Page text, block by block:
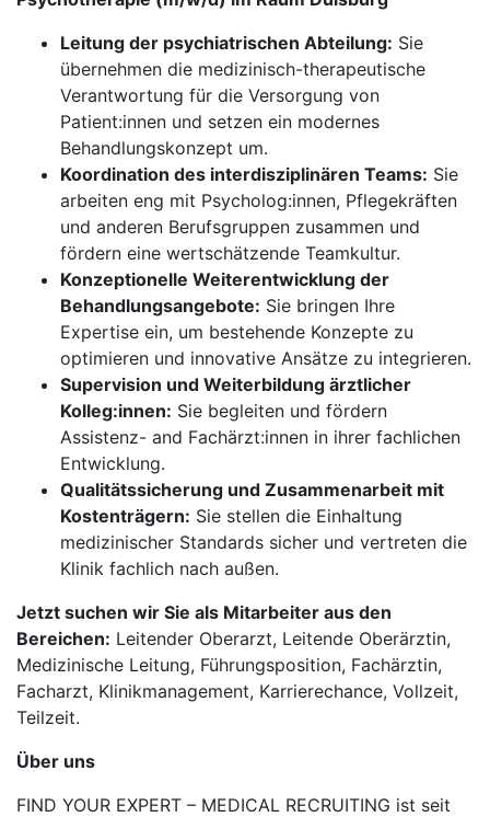
Leitung der psychiatrischen Abteilung: Sie
übernehmen die medizinisch-therapeutische
Verantwortung für die Versorgung von
Patient:innen und setzen ein modernes
Behandlungskonzept um.
Koordination des interdisziplinären Teams: Sie
arbeiten eng mit Psycholog:innen, Pflegekräften
und anderen Berufsgruppen zusammen und
fördern eine wertschätzende Teamkultur.
Konzeptionelle Weiterentwicklung der
Behandlungsangebote: Sie bringen Ihre
Expertise ein, um bestehende Konzepte zu
optimieren und innovative Ansätze zu integrieren.
Supervision und Weiterbildung ärztlicher
Kolleg:innen: Sie begleiten und fördern
Assistenz- and Fachärzt:innen in ihrer fachlichen
Entwicklung.
Qualitätssicherung und Zusammenarbeit mit
Kostenträgern: Sie stellen die Einhaltung
medizinischer Standards sicher und vertreten die
Klinik fachlich nach außen.
Jetzt suchen wir Sie als Mitarbeiter aus den
Bereichen: Leitender Oberarzt, Leitende Oberärztin,
Medizinische Leitung, Führungsposition, Fachärztin,
Facharzt, Klinikmanagement, Karrierechance, Vollzeit,
Teilzeit.
Über uns
FIND YOUR EXPERT – MEDICAL RECRUITING ist seit